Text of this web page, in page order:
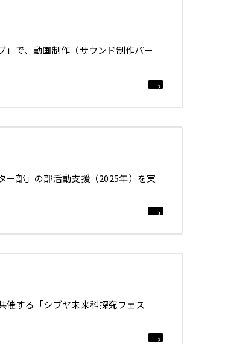
で、動画制作（サウンド制作パー
ー部」の部活動支援（2025年）を実
催する「シブヤ未来科探究フェス